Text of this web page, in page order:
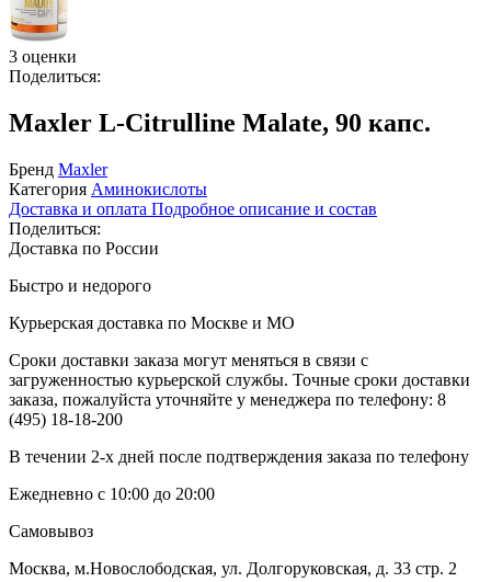
3 оценки
Поделиться:
Maxler L-Citrulline Malate, 90 капс.
Бренд Maxler
Категория Аминокислоты
Доставка и оплата Подробное описание и состав
Поделиться:
Доставка по России
Быстро и недорого
Курьерская доставка по Москве и МО
Сроки доставки заказа могут меняться в связи с
загруженностью курьерской службы. Точные сроки доставки
заказа, пожалуйста уточняйте у менеджера по телефону: 8
(495) 18-18-200
В течении 2-х дней после подтверждения заказа по телефону
Ежедневно с 10:00 до 20:00
Самовывоз
Москва, м.Новослободская, ул. Долгоруковская, д. 33 стр. 2